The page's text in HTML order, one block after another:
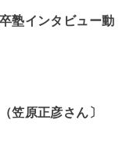
塾インタビュー動
笠原正彦さん〕